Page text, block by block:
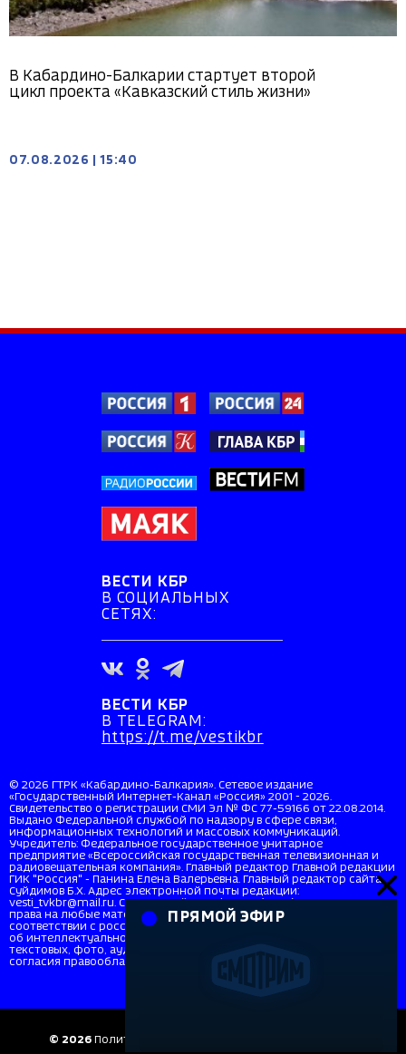
В Кабардино-Балкарии стартует второй
цикл проекта «Кавказский стиль жизни»
07.08.2026 15:40
ВЕСТИ КБР
В СОЦИАЛЬНЫХ
СЕТЯХ:
ВЕСТИ КБР
В TELEGRAM:
https://t.me/vestikbr
© 2026 ГТРК «Кабардино-Балкария». Сетевое издание
«Государственный Интернет-Канал «Россия» 2001 - 2026.
Свидетельство о регистрации СМИ Эл № ФС 77-59166 от 22.08.2014.
Выдано Федеральной службой по надзору в сфере связи,
информационных технологий и массовых коммуникаций.
Учредитель: Федеральное государственное унитарное
предприятие «Всероссийская государственная телевизионная и
радиовещательная компания». Главный редактор Главной редакции
ГИК "Россия" - Панина Елена Валерьевна. Главный редактор сайта
Суйдимов Б.Х. Адрес электронной почты редакции:
vesti_tvkbr@mail.ru. Справочный телефон: +7 (8662) 40-36-33. Все
права на любые материалы, опубликованные на сайте, защищены в
соответствии с российским и международным законодательством
об интеллектуальной собственности. Любое использование
текстовых, фото, аудио и видеоматериалов возможно только с
согласия правообладателя (ВГТРК). Для детей старше 16 лет (16+).
© 2026 Политика в отношении персональных данных
ПРЯМОЙ ЭФИР